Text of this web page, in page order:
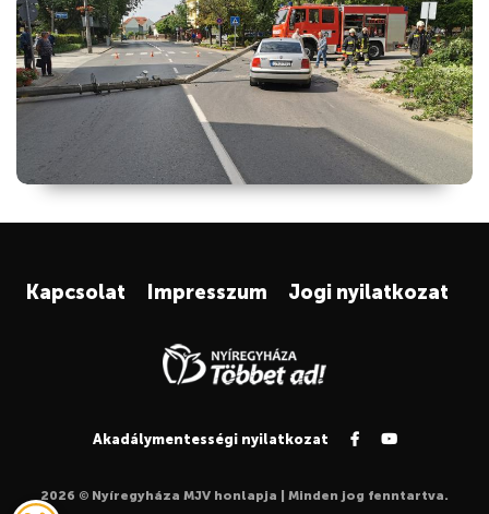
Kapcsolat Impresszum Jogi nyilatkozat
Akadálymentességi nyilatkozat
2026 © Nyíregyháza MJV honlapja | Minden jog fenntartva.